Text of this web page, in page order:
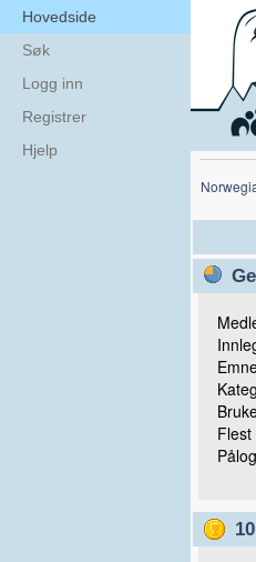
Hovedside
Søk
Logg inn
Registrer
Hjelp